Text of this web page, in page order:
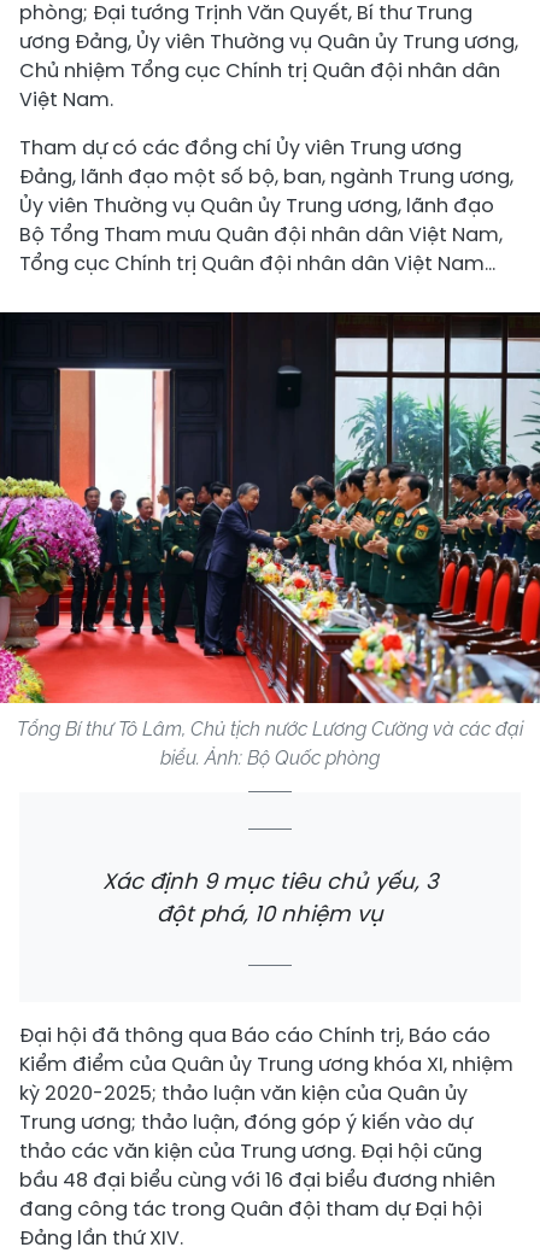
phòng; Đại tướng Trịnh Văn Quyết, Bí thư Trung
ương Đảng, Ủy viên Thường vụ Quân ủy Trung ương,
Chủ nhiệm Tổng cục Chính trị Quân đội nhân dân
Việt Nam.
Tham dự có các đồng chí Ủy viên Trung ương
Đảng, lãnh đạo một số bộ, ban, ngành Trung ương,
Ủy viên Thường vụ Quân ủy Trung ương, lãnh đạo
Bộ Tổng Tham mưu Quân đội nhân dân Việt Nam,
Tổng cục Chính trị Quân đội nhân dân Việt Nam…
Tổng Bí thư Tô Lâm, Chủ tịch nước Lương Cường và các đại
biểu. Ảnh: Bộ Quốc phòng
Xác định 9 mục tiêu chủ yếu, 3
đột phá, 10 nhiệm vụ
Đại hội đã thông qua Báo cáo Chính trị, Báo cáo
Kiểm điểm của Quân ủy Trung ương khóa XI, nhiệm
kỳ 2020-2025; thảo luận văn kiện của Quân ủy
Trung ương; thảo luận, đóng góp ý kiến vào dự
thảo các văn kiện của Trung ương. Đại hội cũng
bầu 48 đại biểu cùng với 16 đại biểu đương nhiên
đang công tác trong Quân đội tham dự Đại hội
Đảng lần thứ XIV.